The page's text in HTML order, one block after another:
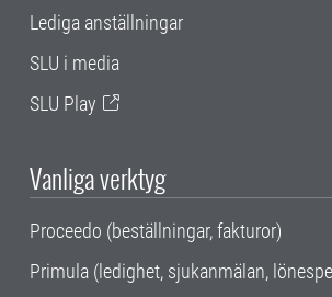
Lediga anställningar
SLU i media
SLU Play
Vanliga verktyg
Proceedo (beställningar, fakturor)
Primula (ledighet, sjukanmälan,